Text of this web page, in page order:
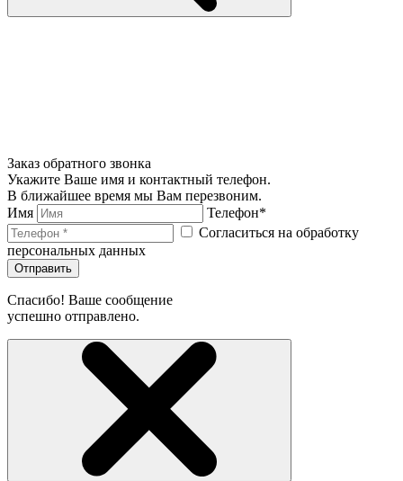
Заказ обратного звонка
Укажите Ваше имя и контактный телефон.
В ближайшее время мы Вам перезвоним.
Имя
Телефон*
Согласиться на обработку
персональных данных
Отправить
Спасибо! Ваше сообщение
успешно отправлено.